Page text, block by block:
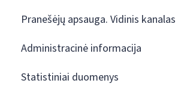
Pranešėjų apsauga. Vidinis kanalas
Administracinė informacija
Statistiniai duomenys